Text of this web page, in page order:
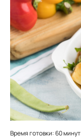
Время готовки: 60 минут